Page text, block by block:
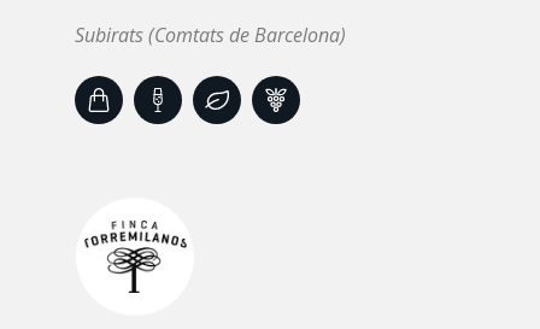
Subirats (Comtats de Barcelona)